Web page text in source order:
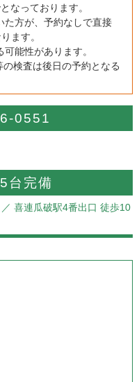
なっております。
た方が、予約なしで直接
ます。
能性があります。
検査は後日の予約となる
0551
台完備
／ 喜連瓜破駅4番出口 徒歩10